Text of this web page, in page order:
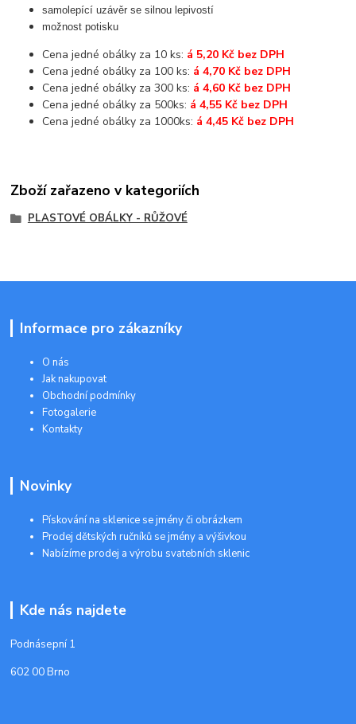
samolepící uzávěr se silnou lepivostí
možnost potisku
Cena jedné obálky za 10 ks: á 5,20 Kč bez DPH
Cena jedné obálky za 100 ks: á 4,70 Kč bez DPH
Cena jedné obálky za 300 ks: á 4,60 Kč bez DPH
Cena jedné obálky za 500ks: á 4,55 Kč bez DPH
Cena jedné obálky za 1000ks: á 4,45 Kč bez DPH
Zboží zařazeno v kategoriích
PLASTOVÉ OBÁLKY - RŮŽOVÉ
Informace pro zákazníky
O nás
Jak nakupovat
Obchodní podmínky
Fotogalerie
Kontakty
Novinky
Pískování na sklenice se jmény či obrázkem
Prodej dětských ručníků se jmény a výšivkou
Nabízíme prodej a výrobu svatebních sklenic
Kde nás najdete
Podnásepní 1
602 00 Brno